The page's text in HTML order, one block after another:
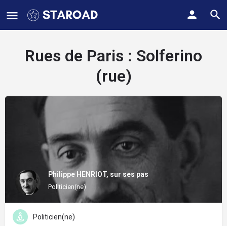
Rues de Paris : Solferino
(rue)
Philippe HENRIOT, sur ses pas
Politicien(ne)
Politicien(ne)